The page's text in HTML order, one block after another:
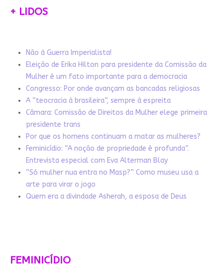
+ LIDOS
Não à Guerra Imperialista!
Eleição de Erika Hilton para presidente da Comissão da
Mulher é um fato importante para a democracia
Congresso: Por onde avançam as bancadas religiosas
A “teocracia à brasileira”, sempre à espreita
Câmara: Comissão de Direitos da Mulher elege primeira
presidente trans
Por que os homens continuam a matar as mulheres?
Feminicídio: “A noção de propriedade é profunda”.
Entrevista especial com Eva Alterman Blay
“Só mulher nua entra no Masp?” Como museu usa a
arte para virar o jogo
Quem era a divindade Asherah, a esposa de Deus
FEMINICÍDIO